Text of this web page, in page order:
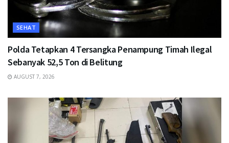
SEHAT
Polda Tetapkan 4 Tersangka Penampung Timah Ilegal
Sebanyak 52,5 Ton di Belitung
AUGUST 7, 2026